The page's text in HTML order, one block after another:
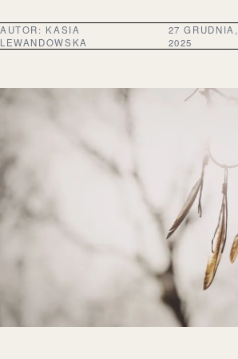
AUTOR: KASIA
LEWANDOWSKA
27 GRUDNIA,
2025